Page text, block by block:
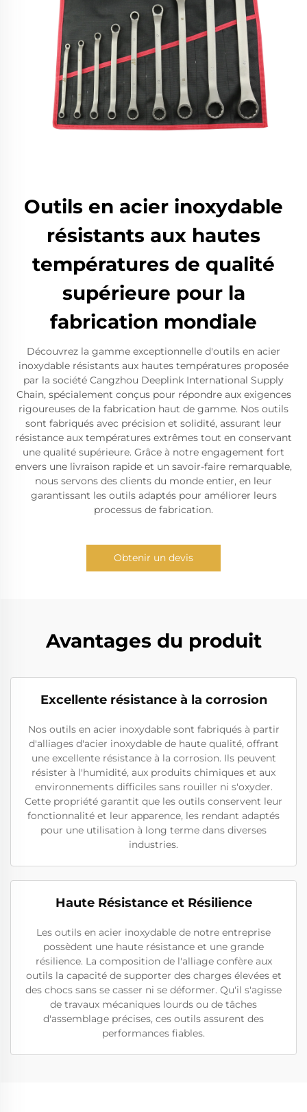
Outils en acier inoxydable
résistants aux hautes
températures de qualité
supérieure pour la
fabrication mondiale
Découvrez la gamme exceptionnelle d'outils en acier
inoxydable résistants aux hautes températures proposée
par la société Cangzhou Deeplink International Supply
Chain, spécialement conçus pour répondre aux exigences
rigoureuses de la fabrication haut de gamme. Nos outils
sont fabriqués avec précision et solidité, assurant leur
résistance aux températures extrêmes tout en conservant
une qualité supérieure. Grâce à notre engagement fort
envers une livraison rapide et un savoir-faire remarquable,
nous servons des clients du monde entier, en leur
garantissant les outils adaptés pour améliorer leurs
processus de fabrication.
Obtenir un devis
Avantages du produit
Excellente résistance à la corrosion
Nos outils en acier inoxydable sont fabriqués à partir
d'alliages d'acier inoxydable de haute qualité, offrant
une excellente résistance à la corrosion. Ils peuvent
résister à l'humidité, aux produits chimiques et aux
environnements difficiles sans rouiller ni s'oxyder.
Cette propriété garantit que les outils conservent leur
fonctionnalité et leur apparence, les rendant adaptés
pour une utilisation à long terme dans diverses
industries.
Haute Résistance et Résilience
Les outils en acier inoxydable de notre entreprise
possèdent une haute résistance et une grande
résilience. La composition de l'alliage confère aux
outils la capacité de supporter des charges élevées et
des chocs sans se casser ni se déformer. Qu'il s'agisse
de travaux mécaniques lourds ou de tâches
d'assemblage précises, ces outils assurent des
performances fiables.